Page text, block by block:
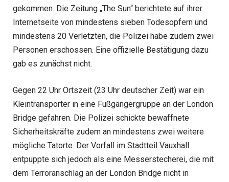
gekommen. Die Zeitung „The Sun“ berichtete auf ihrer
Internetseite von mindestens sieben Todesopfern und
mindestens 20 Verletzten, die Polizei habe zudem zwei
Personen erschossen. Eine offizielle Bestätigung dazu
gab es zunächst nicht.
Gegen 22 Uhr Ortszeit (23 Uhr deutscher Zeit) war ein
Kleintransporter in eine Fußgängergruppe an der London
Bridge gefahren. Die Polizei schickte bewaffnete
Sicherheitskräfte zudem an mindestens zwei weitere
mögliche Tatorte. Der Vorfall im Stadtteil Vauxhall
entpuppte sich jedoch als eine Messerstecherei, die mit
dem Terroranschlag an der London Bridge nicht in